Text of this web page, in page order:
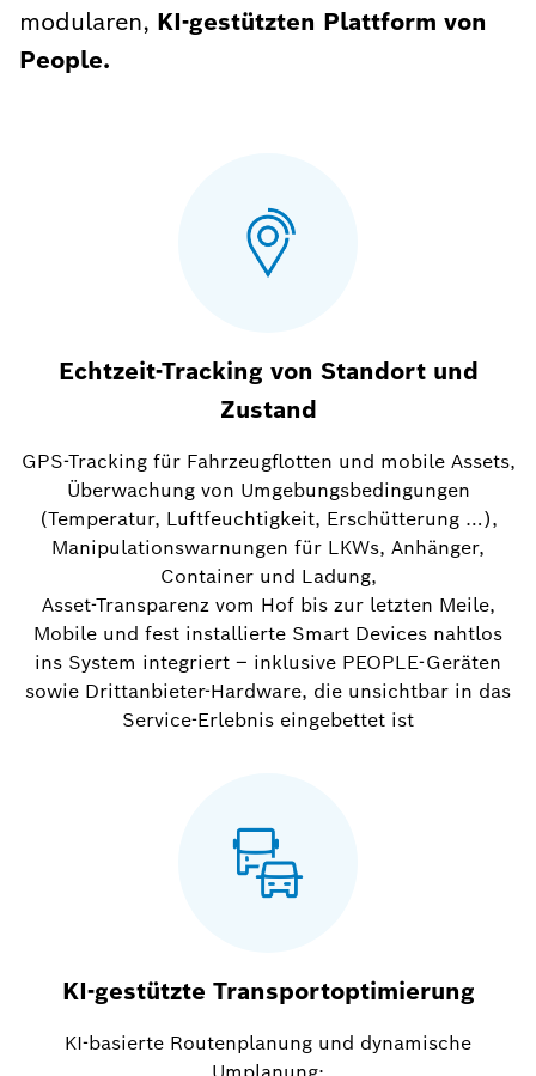
modularen, KI-gestützten Plattform von
People.
Echtzeit-Tracking von Standort und
Zustand
GPS-Tracking für Fahrzeugflotten und mobile Assets,
Überwachung von Umgebungsbedingungen
(Temperatur, Luftfeuchtigkeit, Erschütterung …),
Manipulationswarnungen für LKWs, Anhänger,
Container und Ladung,
Asset-Transparenz vom Hof bis zur letzten Meile,
Mobile und fest installierte Smart Devices nahtlos
ins System integriert – inklusive PEOPLE-Geräten
sowie Drittanbieter-Hardware, die unsichtbar in das
Service-Erlebnis eingebettet ist
KI-gestützte Transportoptimierung
KI-basierte Routenplanung und dynamische